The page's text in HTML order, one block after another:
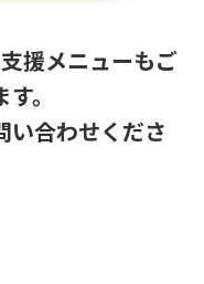
援メニューもご
。
い合わせくださ